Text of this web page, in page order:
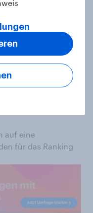
mit der
31. Dezember
Score des
sind repräsentativ
ab 18 Jahren.
welche
auf eine
für das Ranking